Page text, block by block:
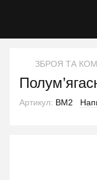
ЗБРОЯ ТА
Артикул: BM2